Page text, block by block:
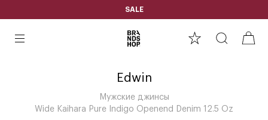
SALE
Edwin
Мужские джинсы
Wide Kaihara Pure Indigo Openend Denim 12.5 Oz